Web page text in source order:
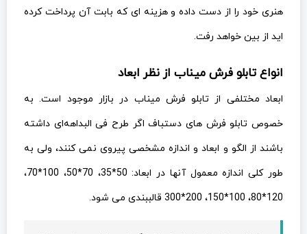
هنری خود را از دست داده و هزینه ای که بابت آن پرداخت کرده
اید از بین خواهد رفت.
انواع تابلو فرش میناب از نظر ابعاد
ابعاد مختلفی از تابلو فرش میناب در بازار موجود است. به
خصوص تابلو فرش های دستباف اگر طرح فی البداهه‌ای داشته
باشند از الگو و ابعاد و اندازه مشخصی پیروی نمی کنند، ولی به
طور کلی اندازه معمول آنها در ابعاد: 50*35، 70*50، 100*70،
120*80، 100*150، 200*300 قالببندی می شود.